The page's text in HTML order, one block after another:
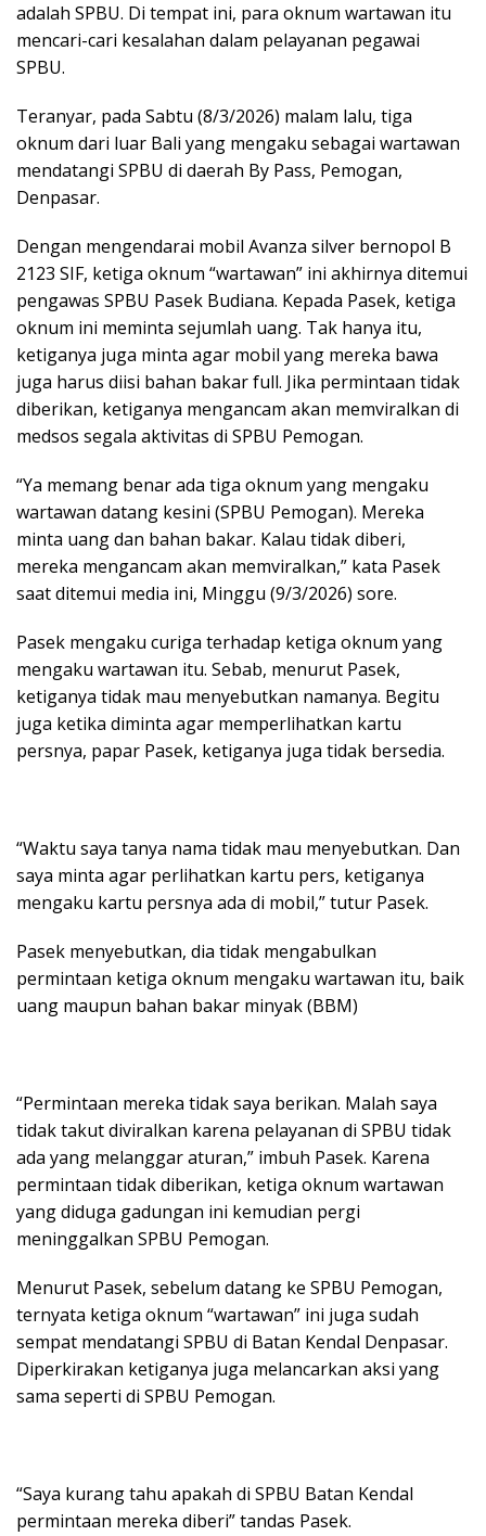
adalah SPBU. Di tempat ini, para oknum wartawan itu
mencari-cari kesalahan dalam pelayanan pegawai
SPBU.
Teranyar, pada Sabtu (8/3/2026) malam lalu, tiga
oknum dari luar Bali yang mengaku sebagai wartawan
mendatangi SPBU di daerah By Pass, Pemogan,
Denpasar.
Dengan mengendarai mobil Avanza silver bernopol B
2123 SIF, ketiga oknum “wartawan” ini akhirnya ditemui
pengawas SPBU Pasek Budiana. Kepada Pasek, ketiga
oknum ini meminta sejumlah uang. Tak hanya itu,
ketiganya juga minta agar mobil yang mereka bawa
juga harus diisi bahan bakar full. Jika permintaan tidak
diberikan, ketiganya mengancam akan memviralkan di
medsos segala aktivitas di SPBU Pemogan.
“Ya memang benar ada tiga oknum yang mengaku
wartawan datang kesini (SPBU Pemogan). Mereka
minta uang dan bahan bakar. Kalau tidak diberi,
mereka mengancam akan memviralkan,” kata Pasek
saat ditemui media ini, Minggu (9/3/2026) sore.
Pasek mengaku curiga terhadap ketiga oknum yang
mengaku wartawan itu. Sebab, menurut Pasek,
ketiganya tidak mau menyebutkan namanya. Begitu
juga ketika diminta agar memperlihatkan kartu
persnya, papar Pasek, ketiganya juga tidak bersedia.
“Waktu saya tanya nama tidak mau menyebutkan. Dan
saya minta agar perlihatkan kartu pers, ketiganya
mengaku kartu persnya ada di mobil,” tutur Pasek.
Pasek menyebutkan, dia tidak mengabulkan
permintaan ketiga oknum mengaku wartawan itu, baik
uang maupun bahan bakar minyak (BBM)
“Permintaan mereka tidak saya berikan. Malah saya
tidak takut diviralkan karena pelayanan di SPBU tidak
ada yang melanggar aturan,” imbuh Pasek. Karena
permintaan tidak diberikan, ketiga oknum wartawan
yang diduga gadungan ini kemudian pergi
meninggalkan SPBU Pemogan.
Menurut Pasek, sebelum datang ke SPBU Pemogan,
ternyata ketiga oknum “wartawan” ini juga sudah
sempat mendatangi SPBU di Batan Kendal Denpasar.
Diperkirakan ketiganya juga melancarkan aksi yang
sama seperti di SPBU Pemogan.
“Saya kurang tahu apakah di SPBU Batan Kendal
permintaan mereka diberi” tandas Pasek.